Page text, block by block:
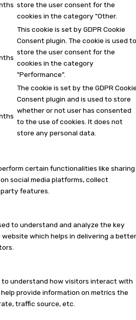
store the user consent for the
cookies in the category "Other.
This cookie is set by GDPR Cookie
Consent plugin. The cookie is used to
store the user consent for the
cookies in the category
"Performance".
The cookie is set by the GDPR
Consent plugin and is used to store
whether or not user has consented
to the use of cookies. It does not
store any personal data.
certain functionalities like sharing
social media platforms, collect
features.
to understand and analyze the key
which helps in delivering a better
to understand how visitors interact with
provide information on metrics the
traffic source, etc.